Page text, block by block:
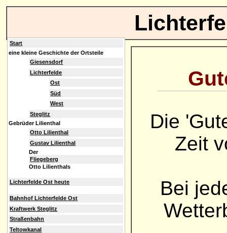
Die
Zeit
Bei
Start
eine kleine Geschichte der Ortsteile
Giesensdorf
Lichterfelde
Ost
Süd
West
Steglitz
Gebrüder Lilienthal
Otto Lilienthal
Gustav Lilienthal
Der
Fliegeberg
Otto Lilienthals
Lichterfelde Ost heute
Bahnhof Lichterfelde Ost
Kraftwerk Steglitz
Straßenbahn
Teltowkanal